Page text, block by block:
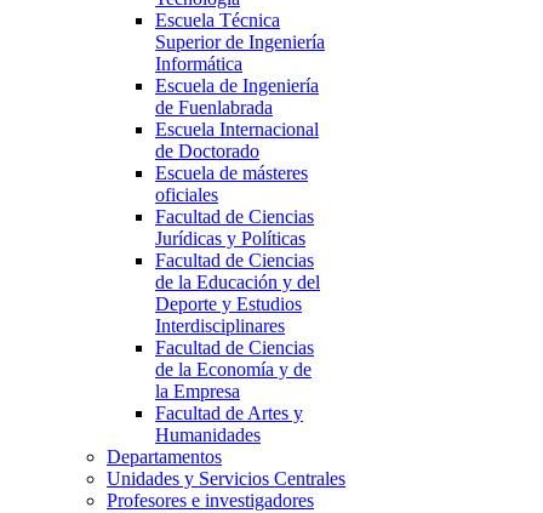
Escuela Técnica
Superior de Ingeniería
Informática
Escuela de Ingeniería
de Fuenlabrada
Escuela Internacional
de Doctorado
Escuela de másteres
oficiales
Facultad de Ciencias
Jurídicas y Políticas
Facultad de Ciencias
de la Educación y del
Deporte y Estudios
Interdisciplinares
Facultad de Ciencias
de la Economía y de
la Empresa
Facultad de Artes y
Humanidades
Departamentos
Unidades y Servicios Centrales
Profesores e investigadores